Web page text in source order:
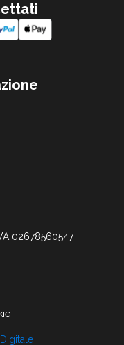
02678560547